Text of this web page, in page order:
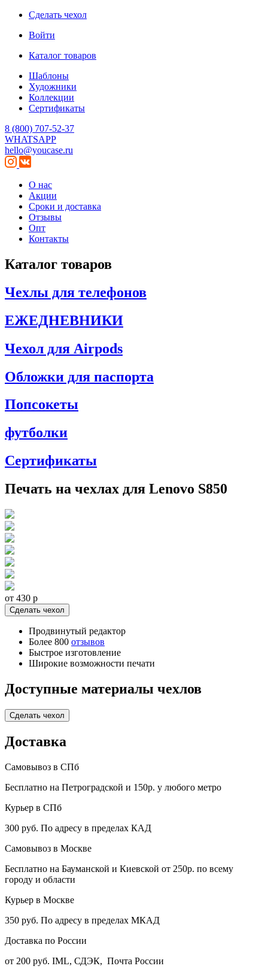
Сделать чехол
Войти
Каталог товаров
Шаблоны
Художники
Коллекции
Сертификаты
8 (800) 707-52-37
WHATSAPP
hello@youcase.ru
О нас
Акции
Сроки и доставка
Отзывы
Опт
Контакты
Каталог товаров
Чехлы для телефонов
ЕЖЕДНЕВНИКИ
Чехол для Airpods
Обложки для паспорта
Попсокеты
футболки
Сертификаты
Печать на чехлах для Lenovo S850
от 430 p
Сделать чехол
Продвинутый редактор
Более 800 отзывов
Быстрое изготовление
Широкие возможности печати
Доступные материалы чехлов
Сделать чехол
Доставка
Самовывоз в СПб
Бесплатно на Петроградской и 150р. у любого метро
Курьер в СПб
300 руб. По адресу в пределах КАД
Самовывоз в Москве
Бесплатно на Бауманской и Киевской от 250р. по всему
городу и области
Курьер в Москве
350 руб. По адресу в пределах МКАД
Доставка по России
от 200 руб. IML, СДЭК, Почта России